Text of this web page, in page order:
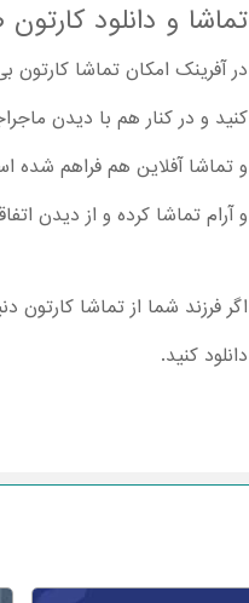
تماشا و دانلود
کنید و در کنار هم با دیدن
و تماشا آفلاین هم فراهم شده
و آرام تماشا کرده و از دیدن
اگر فرزند شما از تماشا کارتون
دانلود کنید.